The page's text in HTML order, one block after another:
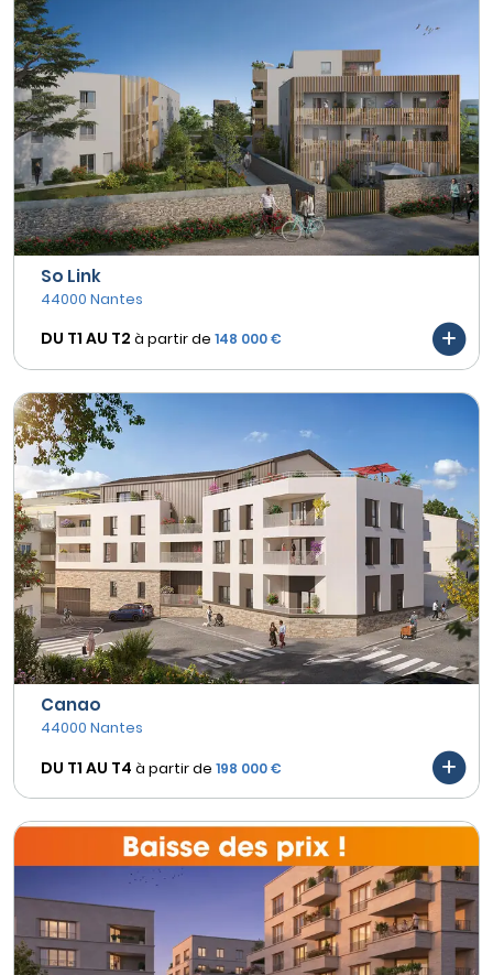
So Link
44000 Nantes
DU T1 AU T2 à partir de 148 000 €
Canao
44000 Nantes
DU T1 AU T4 à partir de 198 000 €